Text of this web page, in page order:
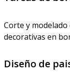
Corte y
decorativas en
Diseño de